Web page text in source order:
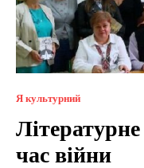
Я культурний
час війни